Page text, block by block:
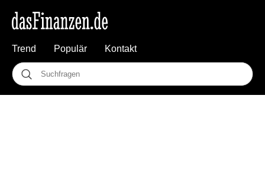
Trend Populär Kontakt